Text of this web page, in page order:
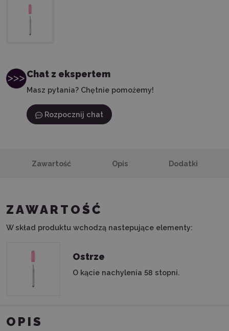
Chat z ekspertem
Masz pytania? Chętnie pomożemy!
Rozpocznij chat
Zawartość Opis Dodatki
ZAWARTOŚĆ
W skład produktu wchodzą nastepujące elementy:
Ostrze
O kącie nachylenia 58 stopni.
OPIS